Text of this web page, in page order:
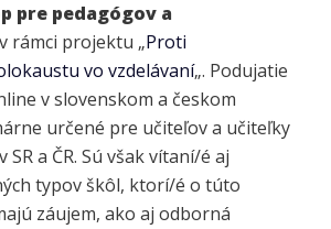
pre pedagógov a
v rámci projektu „Proti
vo vzdelávaní„. Podujatie
v slovenskom a českom
určené pre učiteľov a učiteľky
a ČR. Sú však vítaní/é aj
typov škôl, ktorí/é o túto
záujem, ako aj odborná